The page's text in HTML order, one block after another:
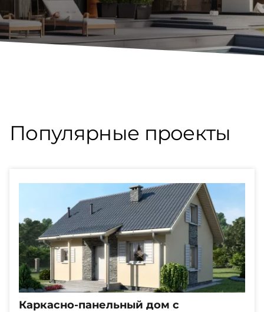
Популярные проекты
Каркасно-панельный дом с